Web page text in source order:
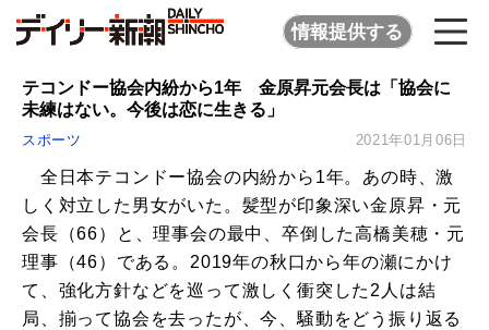
情報提供する
テコンドー協会内紛から1年 金原昇元会長は「協会に
未練はない。今後は恋に生きる」
スポーツ 2021年01月06日
全日本テコンドー協会の内紛から1年。あの時、激
しく対立した男女がいた。髪型が印象深い金原昇・元
会長（66）と、理事会の最中、卒倒した高橋美穂・元
理事（46）である。2019年の秋口から年の瀬にかけ
て、強化方針などを巡って激しく衝突した2人は結
局、揃って協会を去ったが、今、騒動をどう振り返る